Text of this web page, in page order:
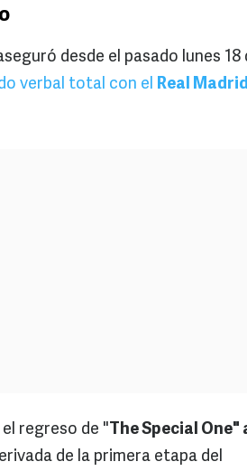
desde el pasado lunes 18
verbal total con el Real Madrid
regreso de " The Special One"
de la primera etapa del